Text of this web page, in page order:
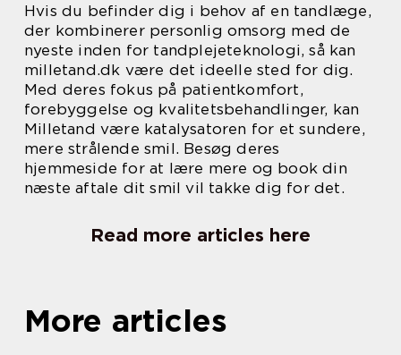
Hvis du befinder dig i behov af en tandlæge,
der kombinerer personlig omsorg med de
nyeste inden for tandplejeteknologi, så kan
milletand.dk være det ideelle sted for dig.
Med deres fokus på patientkomfort,
forebyggelse og kvalitetsbehandlinger, kan
Milletand være katalysatoren for et sundere,
mere strålende smil. Besøg deres
hjemmeside for at lære mere og book din
næste aftale dit smil vil takke dig for det.
Read more articles here
More articles